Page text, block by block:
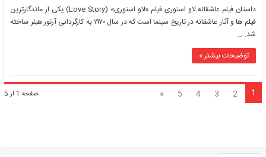
فیلم
عاشقانه
لاو
داستان فیلم عاشقانه لاو استوری فیلم «لاو استوری» (Love Story) یکی از ماندگارترین
فیلم ها و آثار عاشقانه در تاریخ سینما است که در سال ۱۹۷۰ به کارگردانی آرتور هیلر ساخته
شد. …
توضیحات بیشتر »
صفحه 1 از 5 1
2
3
4
5
»